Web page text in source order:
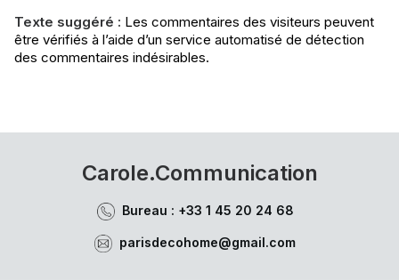
Texte suggéré : Les commentaires des visiteurs peuvent
être vérifiés à l’aide d’un service automatisé de détection
des commentaires indésirables.
Carole.Communication
Bureau : +33 1 45 20 24 68
parisdecohome@gmail.com